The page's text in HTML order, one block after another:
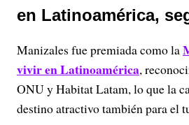
en Latinoamérica,
Manizales fue premiada como la
vivir en Latinoamérica,
ONU y Habitat Latam, lo que la
destino atractivo también para el